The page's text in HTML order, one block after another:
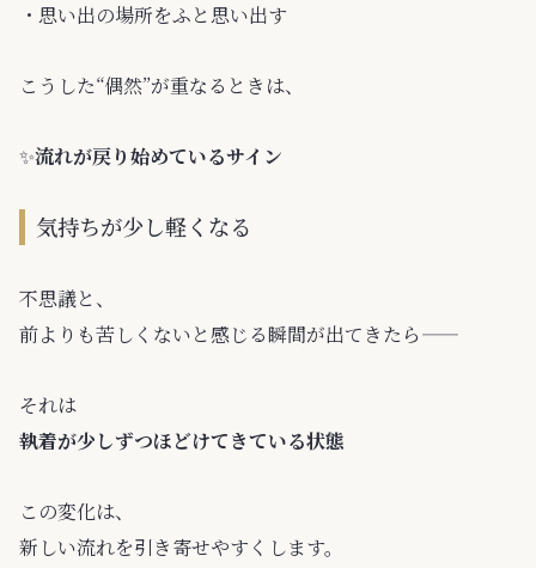
・思い出の場所をふと思い出す
こうした“偶然”が重なるときは、
✨️流れが戻り始めているサイン
気持ちが少し軽くなる
不思議と、
前よりも苦しくないと感じる瞬間が出てきたら——
それは
執着が少しずつほどけてきている状態
この変化は、
新しい流れを引き寄せやすくします。